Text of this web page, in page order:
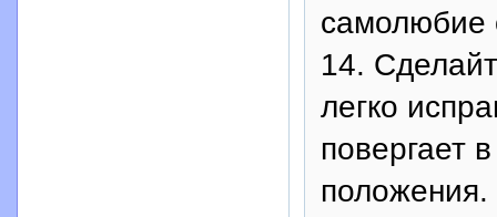
самолюбие
14.
легко
повергает
положения.